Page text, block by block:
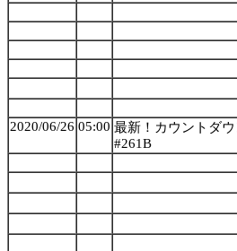
2020/06/26 05:00 最新！カウントダ
#261B